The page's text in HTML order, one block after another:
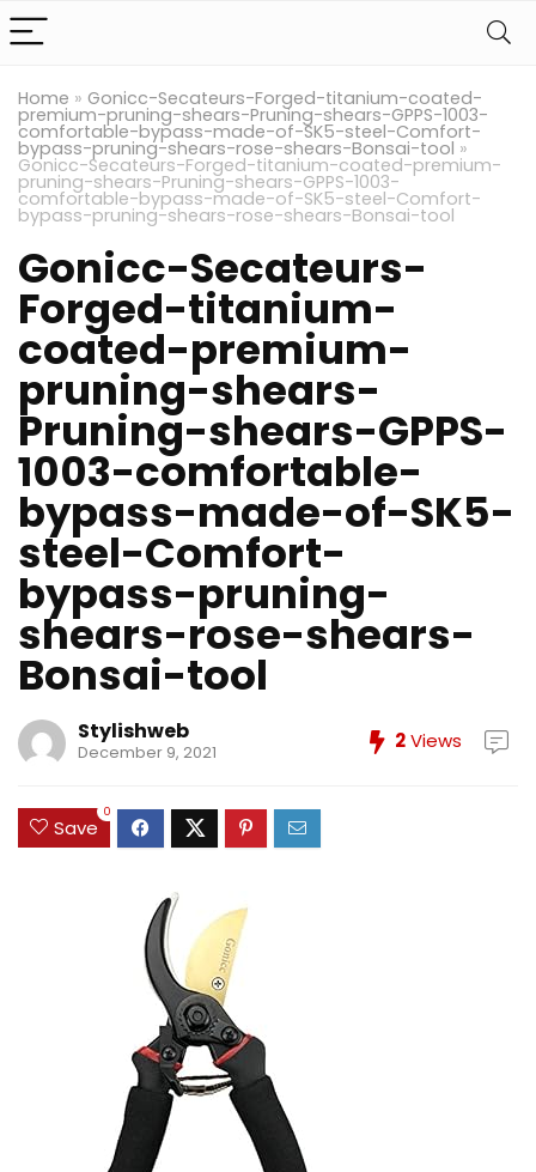
Home » Gonicc-Secateurs-Forged-titanium-coated-
premium-pruning-shears-Pruning-shears-GPPS-1003-
comfortable-bypass-made-of-SK5-steel-Comfort-
bypass-pruning-shears-rose-shears-Bonsai-tool »
Gonicc-Secateurs-Forged-titanium-coated-premium-
pruning-shears-Pruning-shears-GPPS-1003-
comfortable-bypass-made-of-SK5-steel-Comfort-
bypass-pruning-shears-rose-shears-Bonsai-tool
Gonicc-Secateurs-
Forged-titanium-
coated-premium-
pruning-shears-
Pruning-shears-GPPS-
1003-comfortable-
bypass-made-of-SK5-
steel-Comfort-
bypass-pruning-
shears-rose-shears-
Bonsai-tool
Stylishweb
December 9, 2021 2Views
Save
0